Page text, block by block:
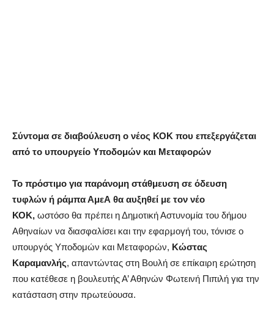
Σύντομα σε διαβούλευση ο νέος ΚΟΚ που επεξεργάζεται
από το υπουργείο Υποδομών και Μεταφορών
Το πρόστιμο για παράνομη στάθμευση σε όδευση
τυφλών ή ράμπα ΑμεΑ θα αυξηθεί με τον νέο
ΚΟΚ, ωστόσο θα πρέπει η Δημοτική Αστυνομία του δήμου
Αθηναίων να διασφαλίσει και την εφαρμογή του, τόνισε ο
υπουργός Υποδομών και Μεταφορών, Κώστας
Καραμανλής, απαντώντας στη Βουλή σε επίκαιρη ερώτηση
που κατέθεσε η βουλευτής Α’ Αθηνών Φωτεινή Πιπιλή για την
κατάσταση στην πρωτεύουσα.